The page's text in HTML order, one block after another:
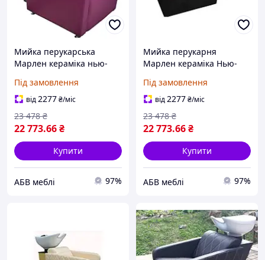
Мийка перукарська
Марлен кераміка нью-
малинова (Frizel TM)
Під замовлення
від2277₴/міс
22 773.66₴
23 478 ₴
Купити
АБВ меблі 97%
Мийка перукарня
Марлен кераміка Нью-
чорний (FrizelTM)
Під замовлення
від2277₴/міс
22 773.66₴
23 478 ₴
Купити
АБВ меблі 97%